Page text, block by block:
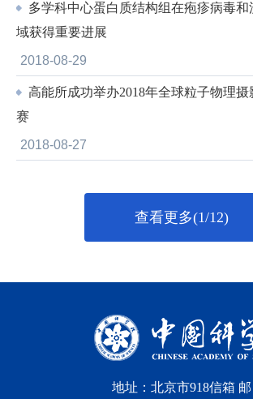
多学科中心蛋白质结构组在疱疹病毒和
域获得重要进展
2018-08-29
高能所成功举办2018年全球粒子物理
赛
2018-08-27
查看更多(1/12)
地址：北京市918信箱 邮